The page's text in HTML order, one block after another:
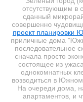
отсутствующим в
сданный
совершенно
проект планировки
приличные дома
последовательное
сначала просто
состоящее из
однокомнатных
возводиться в
На очереди дома,
апартаментов, и